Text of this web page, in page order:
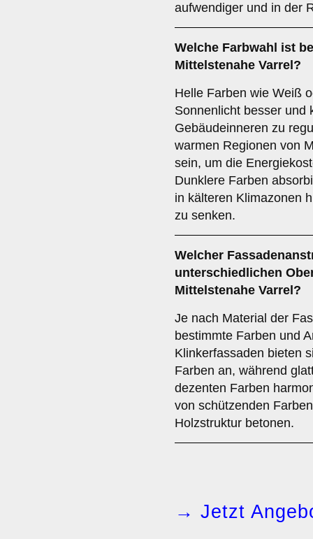
aufwendiger und in der
Welche Farbwahl ist
Mittelstenahe Varrel?
Helle Farben wie Weiß
Sonnenlicht besser und
Gebäudeinneren zu
warmen Regionen von
sein, um die
Dunklere Farben
in kälteren Klimazonen
zu senken.
Welcher
unterschiedlichen
Mittelstenahe Varrel?
Je nach Material der
bestimmte Farben und
Klinkerfassaden bieten
Farben an, während
dezenten Farben
von schützenden
Holzstruktur betonen.
→ Jetzt